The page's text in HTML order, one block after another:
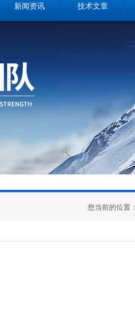
新闻资讯 技术文章
您当前的位置：